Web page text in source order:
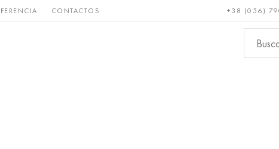
CONTACTOS +38 (056)
Raro y Bronce, cobre, Metales
ferrosos